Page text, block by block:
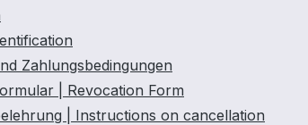
Zahlungsbedingungen
| Revocation Form
| Instructions on cancellation